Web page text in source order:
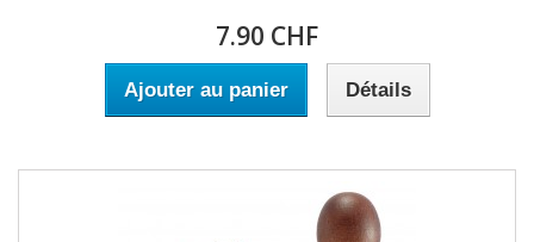
7.90 CHF
Ajouter au panier Détails